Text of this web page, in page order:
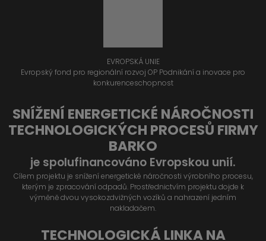
EVROPSKÁ UNIE
Evropský fond pro regionální rozvoj OP Podnikání a inovace pro
konkurenceschopnost
SNÍŽENÍ ENERGETICKÉ NÁROČNOSTI
TECHNOLOGICKÝCH PROCESŮ FIRMY
BARKO
je spolufinancováno Evropskou unií.
Cílem projektu je snížení energetické náročnosti výrobního procesu,
kterým je zpracování odpadů. Prostřednictvím projektu dojde k
výměně dvou vysokozdvižných vozíků a nahrazení jedním
nakladačem.
TECHNOLOGICKÁ LINKA NA